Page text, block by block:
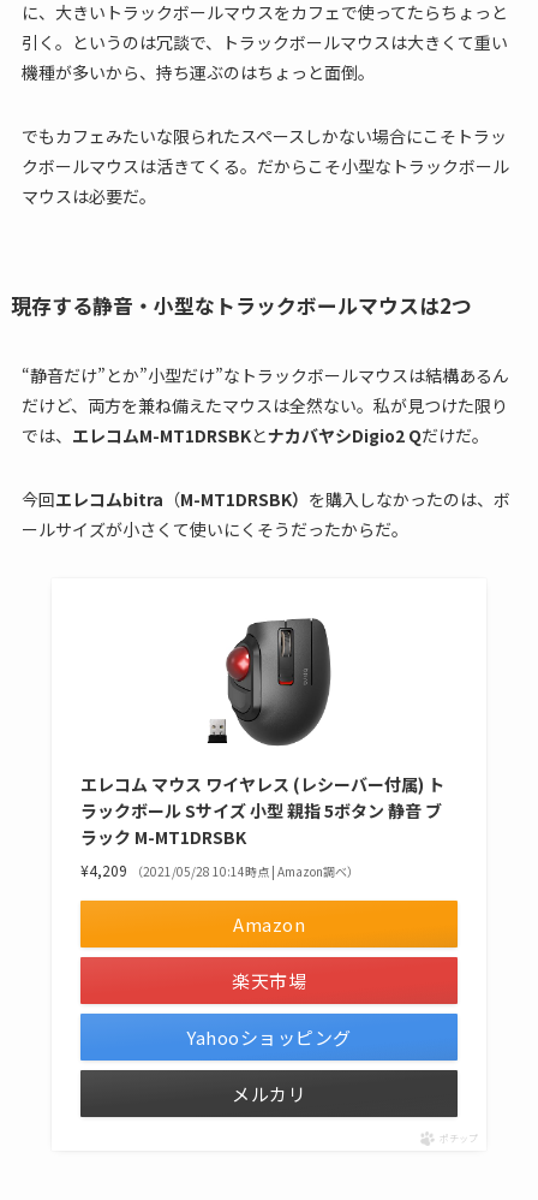
に、大きいトラックボールマウスをカフェで使ってたらちょっと
引く。というのは冗談で、トラックボールマウスは大きくて重い
機種が多いから、持ち運ぶのはちょっと面倒。
でもカフェみたいな限られたスペースしかない場合にこそトラッ
クボールマウスは活きてくる。だからこそ小型なトラックボール
マウスは必要だ。
現存する静音・小型なトラックボールマウスは2つ
“静音だけ”とか”小型だけ”なトラックボールマウスは結構あるん
だけど、両方を兼ね備えたマウスは全然ない。私が見つけた限り
では、 エレコムM-MT1DRSBKとナカバヤシDigio2 Qだけだ。
今回エレコムbitra （M-MT1DRSBK） を購入しなかったのは、ボ
ールサイズが小さくて使いにくそうだったからだ。
エレコム マウス ワイヤレス (レシーバー付属) ト
ラックボール Sサイズ 小型 親指 5ボタン 静音 ブ
ラック M-MT1DRSBK
¥4,209 （2021/05/28 10:14時点 | Amazon調べ）
Amazon
楽天市場
Yahooショッピング
メルカリ
ポチップ